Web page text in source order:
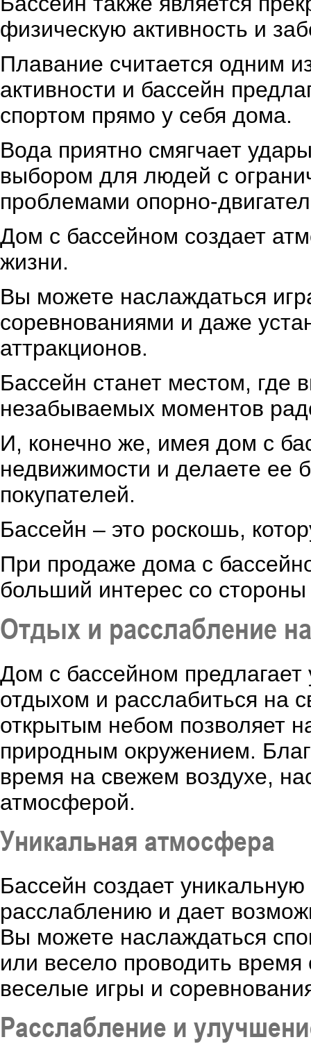
физическую активность и
Плавание считается одним
активности и бассейн
спортом прямо у себя дома.
Вода приятно смягчает
выбором для людей с
проблемами опорно-
Дом с бассейном создает
жизни.
Вы можете наслаждаться
соревнованиями и даже
аттракционов.
Бассейн станет местом, где
незабываемых моментов
И, конечно же, имея дом с
недвижимости и делаете ее
покупателей.
Бассейн – это роскошь,
При продаже дома с
больший интерес со стороны
Отдых и расслабление
Дом с бассейном
отдыхом и расслабиться на
открытым небом позволяет
природным окружением.
время на свежем воздухе,
атмосферой.
Уникальная атмосфера
Бассейн создает
расслаблению и дает
Вы можете наслаждаться
или весело проводить
веселые игры и
Расслабление и